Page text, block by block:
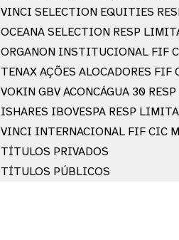
VINCI SELECTION EQUITIES
OCEANA SELECTION RESP
ORGANON INSTITUCIONAL FIF
TENAX AÇÕES ALOCADORES FIF
VOKIN GBV ACONCÁGUA 30
ISHARES IBOVESPA RESP
VINCI INTERNACIONAL FIF CIC
TÍTULOS PRIVADOS
TÍTULOS PÚBLICOS